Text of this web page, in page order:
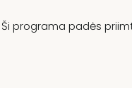
programa padės